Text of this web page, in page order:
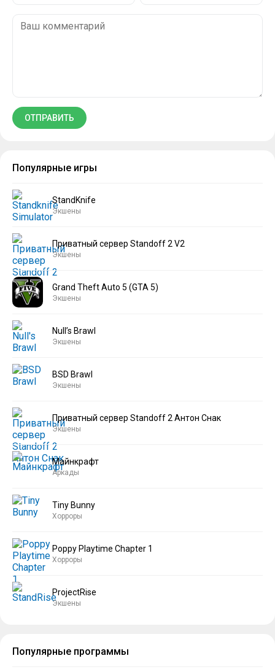
Популярные игры
StandKnife
Экшены
Приватный сервер Standoff 2 V2
Экшены
Grand Theft Auto 5 (GTA 5)
Экшены
Null’s Brawl
Экшены
BSD Brawl
Экшены
Приватный сервер Standoff 2 Антон Снак
Экшены
Майнкрафт
Аркады
Tiny Bunny
Хорроры
Poppy Playtime Chapter 1
Хорроры
ProjectRise
Экшены
Популярные программы